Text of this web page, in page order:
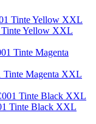
Tinte Yellow XXL
Tinte Magenta XXL
Tinte Black XXL